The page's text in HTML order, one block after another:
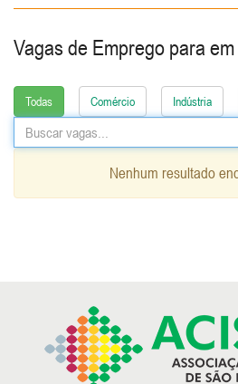
Vagas de Emprego para em
Todas Comércio Indústria
Nenhum resultado